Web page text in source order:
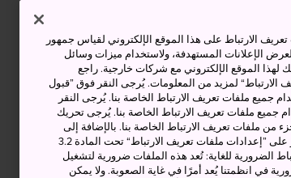
الارتباط على هذا الموقع الإلكتروني لقياس جمهور
الإعلانات المستهدفة، ولاستخدام ميزات وسائل
الموقع الإلكتروني مع شركات خارجية. راجع
الارتباط“ لمزيد من المعلومات. يُرجى النقر فوق ”قبول
جميع ملفات تعريف الارتباط الخاصة بنا. يُرجى النقر
ملفات تعريف الارتباط الخاصة بنا. يُرجى تحريك
من ملفات تعريف الارتباط الخاصة بنا. بالإضافة إلى
ذلك، يمكنك تغيير موافقتك أو سحبها في أي وقت بالنقر على ”إعدادات ملفات تعريف الارتباط“ تحت المادة 3.2
الضرورية للغاية: تُعد هذه الملفات ضرورية لتشغيل
في انظمتنا يُعد أمرًا في غاية الصعوبة. ولا يمكن